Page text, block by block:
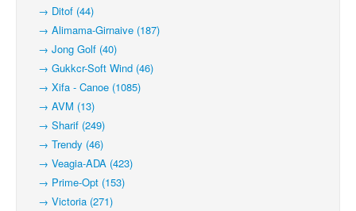
→ Ditof (44)
→ Alimama-Girnaive (187)
→ Jong Golf (40)
→ Gukkcr-Soft Wind (46)
→ Xifa - Canoe (1085)
→ AVM (13)
→ Sharif (249)
→ Trendy (46)
→ Veagia-ADA (423)
→ Prime-Opt (153)
→ Victoria (271)